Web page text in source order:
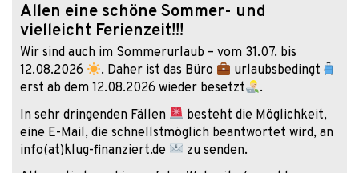
Allen eine schöne Sommer- und
vielleicht Ferienzeit!!!
Wir sind auch im Sommerurlaub – vom 31.07. bis
12.08.2026
. Daher ist das Büro
urlaubsbedingt
erst ab dem 12.08.2026 wieder besetzt
.
In sehr dringenden Fällen
besteht die Möglichkeit,
eine E-Mail, die schnellstmöglich beantwortet wird, an
info(at)klug-finanziert.de
zu senden.